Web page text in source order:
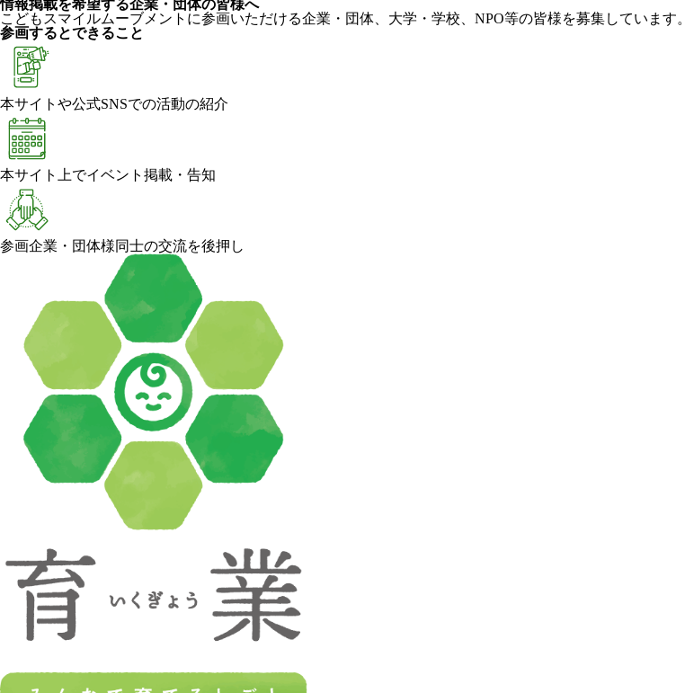
情報掲載を希望する企業・団体の皆様へ
こどもスマイルムーブメントに参画いただける企業・団体、大学・学校、NPO等の皆様を募集しています。
参画するとできること
本サイトや公式SNSでの活動の紹介
本サイト上でイベント掲載・告知
参画企業・団体様同士の交流を後押し